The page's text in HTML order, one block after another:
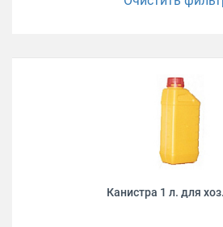
Канистра 1 л. для